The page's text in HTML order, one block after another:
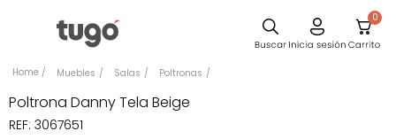
0
Muebles Salas Poltronas
Poltrona Danny Tela Beige
REF: 3067651
Comedor
Silla